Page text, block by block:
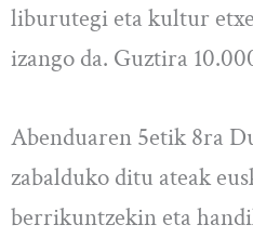
liburutegi eta kultur
izango da. Guztira
Abenduaren 5etik 8ra
zabalduko ditu ateak
berrikuntzekin eta